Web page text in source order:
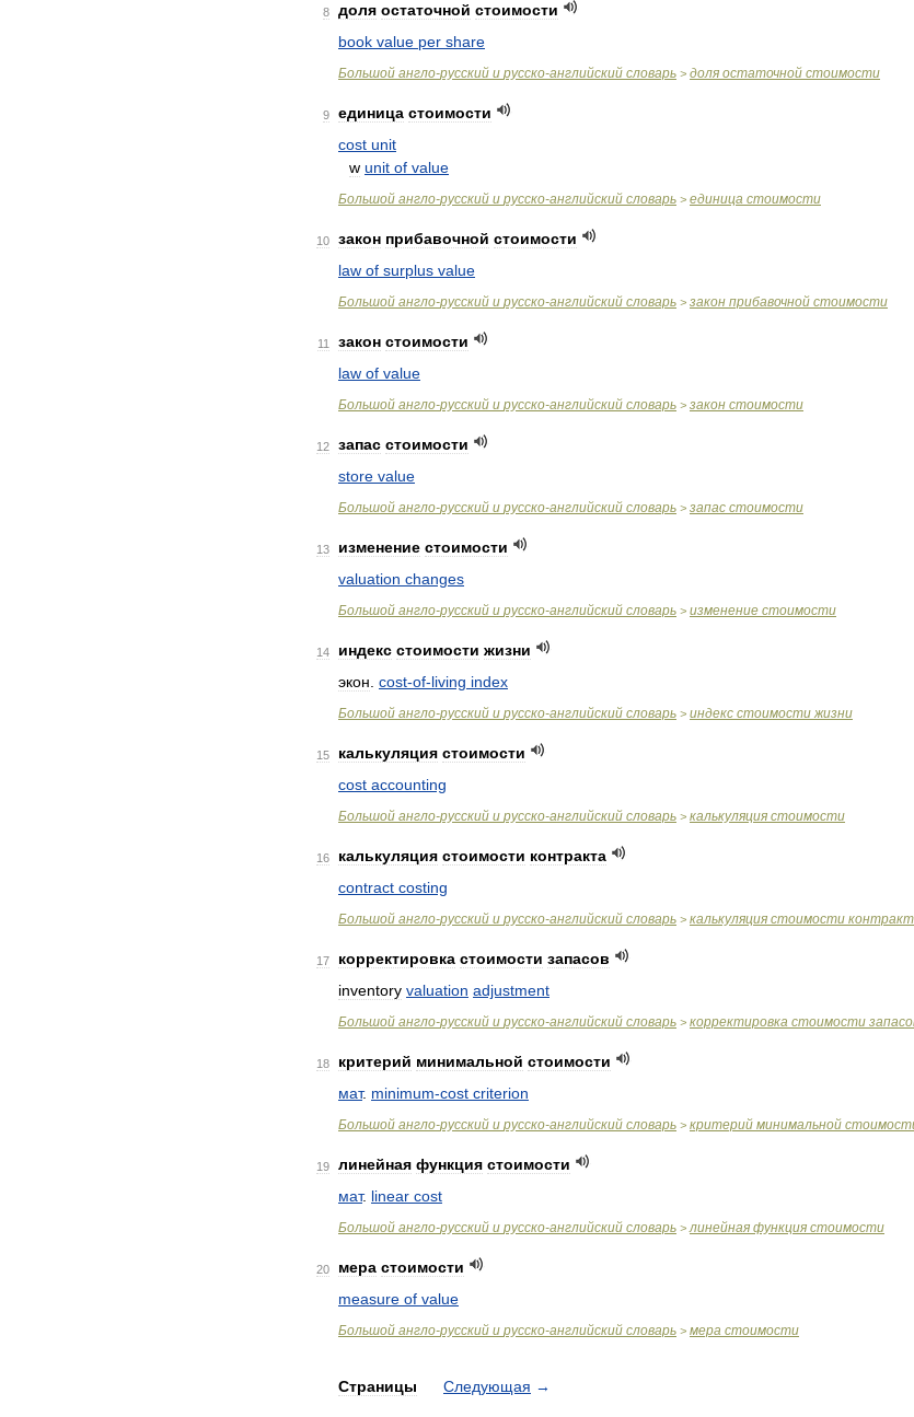
8 доля остаточной стоимости
book value per share
Большой англо-русский и русско-английский словарь > доля остаточной стоимости
9 единица стоимости
cost unit
w unit of value
Большой англо-русский и русско-английский словарь > единица стоимости
10 закон прибавочной стоимости
law of surplus value
Большой англо-русский и русско-английский словарь > закон прибавочной стоимости
11 закон стоимости
law of value
Большой англо-русский и русско-английский словарь > закон стоимости
12 запас стоимости
store value
Большой англо-русский и русско-английский словарь > запас стоимости
13 изменение стоимости
valuation changes
Большой англо-русский и русско-английский словарь > изменение стоимости
14 индекс стоимости жизни
экон cost-of-living index
Большой англо-русский и русско-английский словарь > индекс стоимости жизни
15 калькуляция стоимости
cost accounting
Большой англо-русский и русско-английский словарь > калькуляция стоимости
16 калькуляция стоимости контракта
contract costing
Большой англо-русский и русско-английский словарь > калькуляция стоимости
17 корректировка стоимости запасов
inventory valuation adjustment
Большой англо-русский и русско-английский словарь > корректировка стоимости
18 критерий минимальной стоимости
мат. minimum-cost criterion
Большой англо-русский и русско-английский словарь > критерий минимальной
19 линейная функция стоимости
мат. linear cost
Большой англо-русский и русско-английский словарь > линейная функция стоимости
20 мера стоимости
measure of value
Большой англо-русский и русско-английский словарь > мера стоимости
Страницы Следующая →